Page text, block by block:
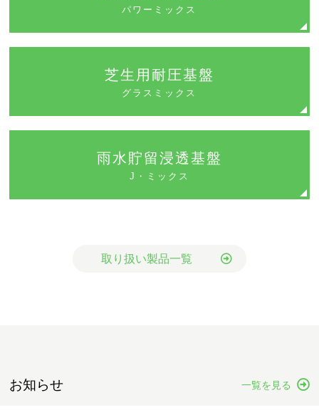
パワーミックス
芝生用耐圧基盤
グラスミックス
雨水貯留浸透基盤
J・ミックス
取り扱い製品一覧
お知らせ 一覧を見る